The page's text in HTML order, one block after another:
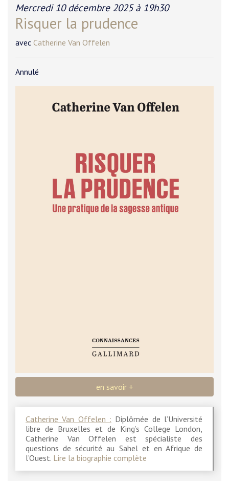
Mercredi 10 décembre 2025 à 19h30
Risquer la prudence
avec Catherine Van Offelen
Annulé
en savoir +
Catherine Van Offelen : Diplômée de l’Université
libre de Bruxelles et de King’s College London,
Catherine Van Offelen est spécialiste des
questions de sécurité au Sahel et en Afrique de
l’Ouest. Lire la biographie complète